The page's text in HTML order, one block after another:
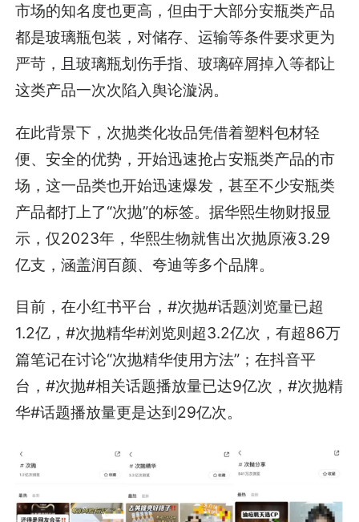
市场的知名度也更高，但由于大部分安瓶类产品
都是玻璃瓶包装，对储存、运输等条件要求更为
严苛，且玻璃瓶划伤手指、玻璃碎屑掉入等都让
这类产品一次次陷入舆论漩涡。
在此背景下，次抛类化妆品凭借着塑料包材轻
便、安全的优势，开始迅速抢占安瓶类产品的市
场，这一品类也开始迅速爆发，甚至不少安瓶类
产品都打上了“次抛”的标签。据华熙生物财报显
示，仅2023年，华熙生物就售出次抛原液3.29
亿支，涵盖润百颜、夸迪等多个品牌。
目前，在小红书平台，#次抛#话题浏览量已超
1.2亿，#次抛精华#浏览则超3.2亿次，有超86万
篇笔记在讨论“次抛精华使用方法”；在抖音平
台，#次抛#相关话题播放量已达9亿次，#次抛精
华#话题播放量更是达到29亿次。